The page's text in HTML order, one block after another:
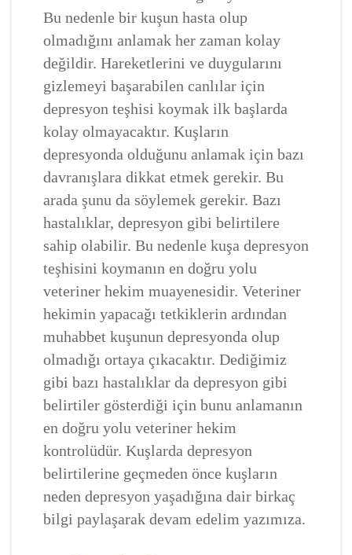
Bu nedenle bir kuşun hasta olup
olmadığını anlamak her zaman kolay
değildir. Hareketlerini ve duygularını
gizlemeyi başarabilen canlılar için
depresyon teşhisi koymak ilk başlarda
kolay olmayacaktır. Kuşların
depresyonda olduğunu anlamak için bazı
davranışlara dikkat etmek gerekir. Bu
arada şunu da söylemek gerekir. Bazı
hastalıklar, depresyon gibi belirtilere
sahip olabilir. Bu nedenle kuşa depresyon
teşhisini koymanın en doğru yolu
veteriner hekim muayenesidir. Veteriner
hekimin yapacağı tetkiklerin ardından
muhabbet kuşunun depresyonda olup
olmadığı ortaya çıkacaktır. Dediğimiz
gibi bazı hastalıklar da depresyon gibi
belirtiler gösterdiği için bunu anlamanın
en doğru yolu veteriner hekim
kontrolüdür. Kuşlarda depresyon
belirtilerine geçmeden önce kuşların
neden depresyon yaşadığına dair birkaç
bilgi paylaşarak devam edelim yazımıza.